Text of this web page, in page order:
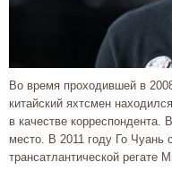
Во время проходившей в
китайский яхтсмен
в качестве корреспондента.
место. В 2011 году Го Чуань
трансатлантической регате